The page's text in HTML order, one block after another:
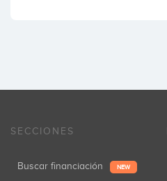
SECCIONES
Buscar financiación NEW